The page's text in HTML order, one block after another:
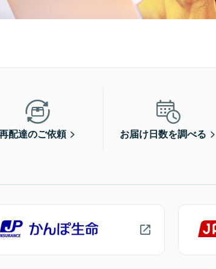
配達のご依頼 お届け日数を調べる